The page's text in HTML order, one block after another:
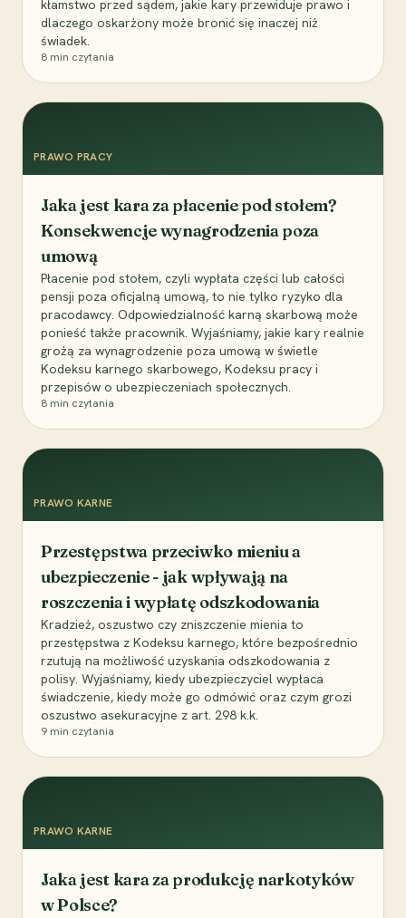
kłamstwo przed sądem, jakie kary przewiduje prawo i
dlaczego oskarżony może bronić się inaczej niż
świadek.
8 min czytania
PRAWO PRACY
Jaka jest kara za płacenie pod stołem?
Konsekwencje wynagrodzenia poza
umową
Płacenie pod stołem, czyli wypłata części lub całości
pensji poza oficjalną umową, to nie tylko ryzyko dla
pracodawcy. Odpowiedzialność karną skarbową może
ponieść także pracownik. Wyjaśniamy, jakie kary realnie
grożą za wynagrodzenie poza umową w świetle
Kodeksu karnego skarbowego, Kodeksu pracy i
przepisów o ubezpieczeniach społecznych.
8 min czytania
PRAWO KARNE
Przestępstwa przeciwko mieniu a
ubezpieczenie - jak wpływają na
roszczenia i wypłatę odszkodowania
Kradzież, oszustwo czy zniszczenie mienia to
przestępstwa z Kodeksu karnego, które bezpośrednio
rzutują na możliwość uzyskania odszkodowania z
polisy. Wyjaśniamy, kiedy ubezpieczyciel wypłaca
świadczenie, kiedy może go odmówić oraz czym grozi
oszustwo asekuracyjne z art. 298 k.k.
9 min czytania
PRAWO KARNE
Jaka jest kara za produkcję narkotyków
w Polsce?